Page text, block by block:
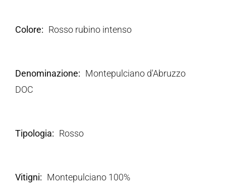
Colore Rosso rubino intenso
Denominazione
Montepulciano d'Abruzzo
DOC
Tipologia Rosso
Vitigni Montepulciano 100%